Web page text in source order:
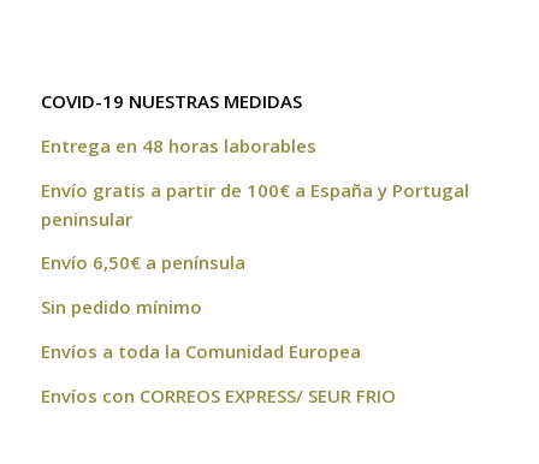
COVID-19 NUESTRAS MEDIDAS
Entrega en 48 horas laborables
Envío gratis a partir de 100€ a España y Portugal
peninsular
Envío 6,50€ a península
Sin pedido mínimo
Envíos a toda la Comunidad Europea
Envíos con CORREOS EXPRESS/ SEUR FRIO